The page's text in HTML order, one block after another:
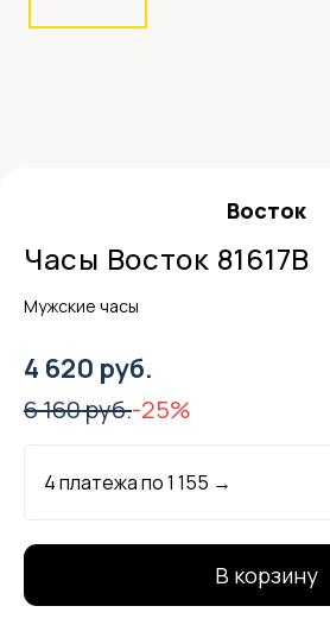
Восток
Часы Восток 81617В
Мужские часы
4 620 руб.
6 160 руб.-25%
4 платежа по1 155 →
В корзину